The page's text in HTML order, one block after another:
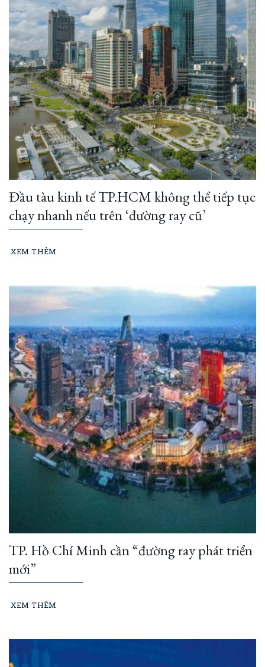
Đầu tàu kinh tế TP.HCM không thể tiếp tục
chạy nhanh nếu trên ‘đường ray cũ’
XEM THÊM
TP. Hồ Chí Minh cần “đường ray phát triển
mới”
XEM THÊM